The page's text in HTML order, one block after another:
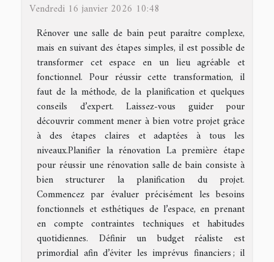
Vendredi 16 janvier 2026 10:48
Rénover une salle de bain peut paraître complexe,
mais en suivant des étapes simples, il est possible de
transformer cet espace en un lieu agréable et
fonctionnel. Pour réussir cette transformation, il
faut de la méthode, de la planification et quelques
conseils d’expert. Laissez-vous guider pour
découvrir comment mener à bien votre projet grâce
à des étapes claires et adaptées à tous les
niveaux.Planifier la rénovation La première étape
pour réussir une rénovation salle de bain consiste à
bien structurer la planification du projet.
Commencez par évaluer précisément les besoins
fonctionnels et esthétiques de l’espace, en prenant
en compte contraintes techniques et habitudes
quotidiennes. Définir un budget réaliste est
primordial afin d’éviter les imprévus financiers ; il